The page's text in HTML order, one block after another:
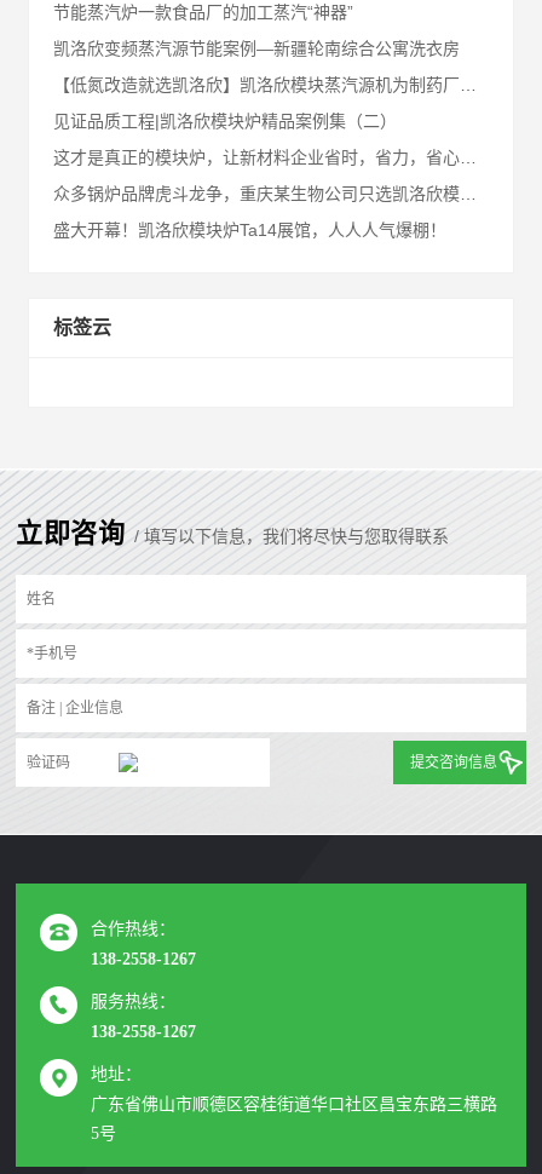
节能蒸汽炉一款食品厂的加工蒸汽“神器”
凯洛欣变频蒸汽源节能案例—新疆轮南综合公寓洗衣房
见证品质工程|凯洛欣模块炉精品案例集（二）
这才是真正的模块炉，让新材料企业省时，省力，省心，省钱！
众多锅炉品牌虎斗龙争，重庆某生物公司只选凯洛欣模块炉！
盛大开幕！凯洛欣模块炉Ta14展馆，人人人气爆棚！
标签云
立即咨询 / 填写以下信息，我们将尽快与您取得联系
提交咨询信息
合作热线：
138-2558-1267
服务热线：
138-2558-1267
地址：
广东省佛山市顺德区容桂街道华口社区昌宝东路三横路
5号